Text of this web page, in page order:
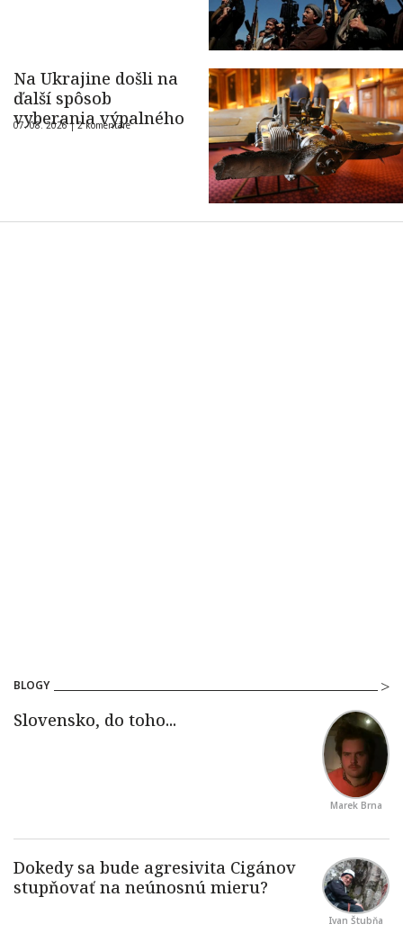
Na Ukrajine došli na
ďalší spôsob
vyberania výpalného
07. 08. 2026 |2 komentáre
BLOGY
Marek Brna
Ivan Štubňa